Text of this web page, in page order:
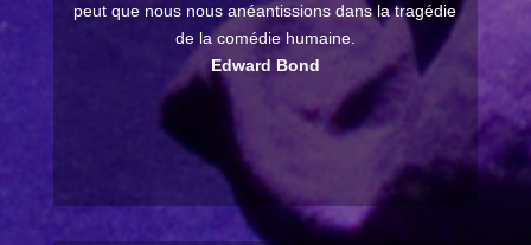
peut que nous nous anéantissions dans la tragédie
de la comédie humaine.
Edward Bond